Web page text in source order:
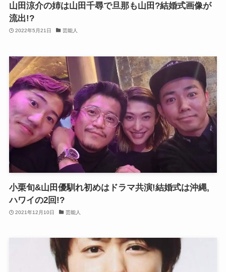
山田涼介の姉は山田千尋で旦那も山田?結婚式画像が
流出!?
2022年5月21日 芸能人
小栗旬&山田優馴れ初めはドラマ共演!結婚式は沖縄,
ハワイの2回!?
2021年12月10日 芸能人